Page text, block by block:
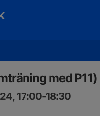
med P11)
17:00-18:30